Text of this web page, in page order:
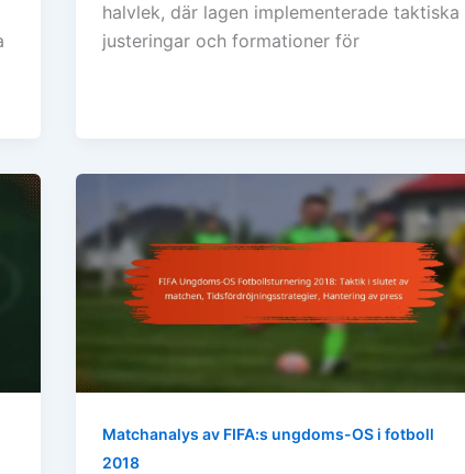
halvlek, där lagen implementerade taktiska
justeringar och formationer för
Matchanalys av FIFA:s ungdoms-OS i fotboll
2018